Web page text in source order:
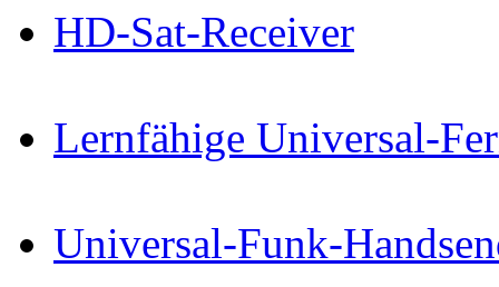
HD-Sat-Receiver
Lernfähige Universal-
Universal-Funk-